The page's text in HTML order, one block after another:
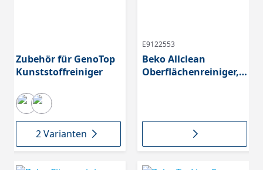
Zubehör für GenoTop
Kunststoffreiniger
2 Varianten
E9122553
Beko Allclean
Oberflächenreiniger,